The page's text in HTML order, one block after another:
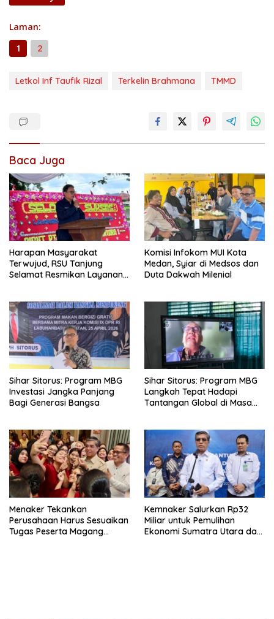
Laman:
1
2
Letkol Inf Taufik Rizal Terkelin Brahmana TMMD
Baca Juga
Harapan Masyarakat
Terwujud, RSU Tanjung
Selamat Resmikan Layanan
Komisi Infokom MUI Kota
Medan, Syiar di Medsos dan
Duta Dakwah Milenial
Sihar Sitorus: Program MBG
Investasi Jangka Panjang
Bagi Generasi Bangsa
Sihar Sitorus: Program MBG
Langkah Tepat Hadapi
Tantangan Global di Masa
Menaker Tekankan
Perusahaan Harus Sesuaikan
Tugas Peserta Magang
Kemnaker Salurkan Rp32
Miliar untuk Pemulihan
Ekonomi Sumatra Utara dan